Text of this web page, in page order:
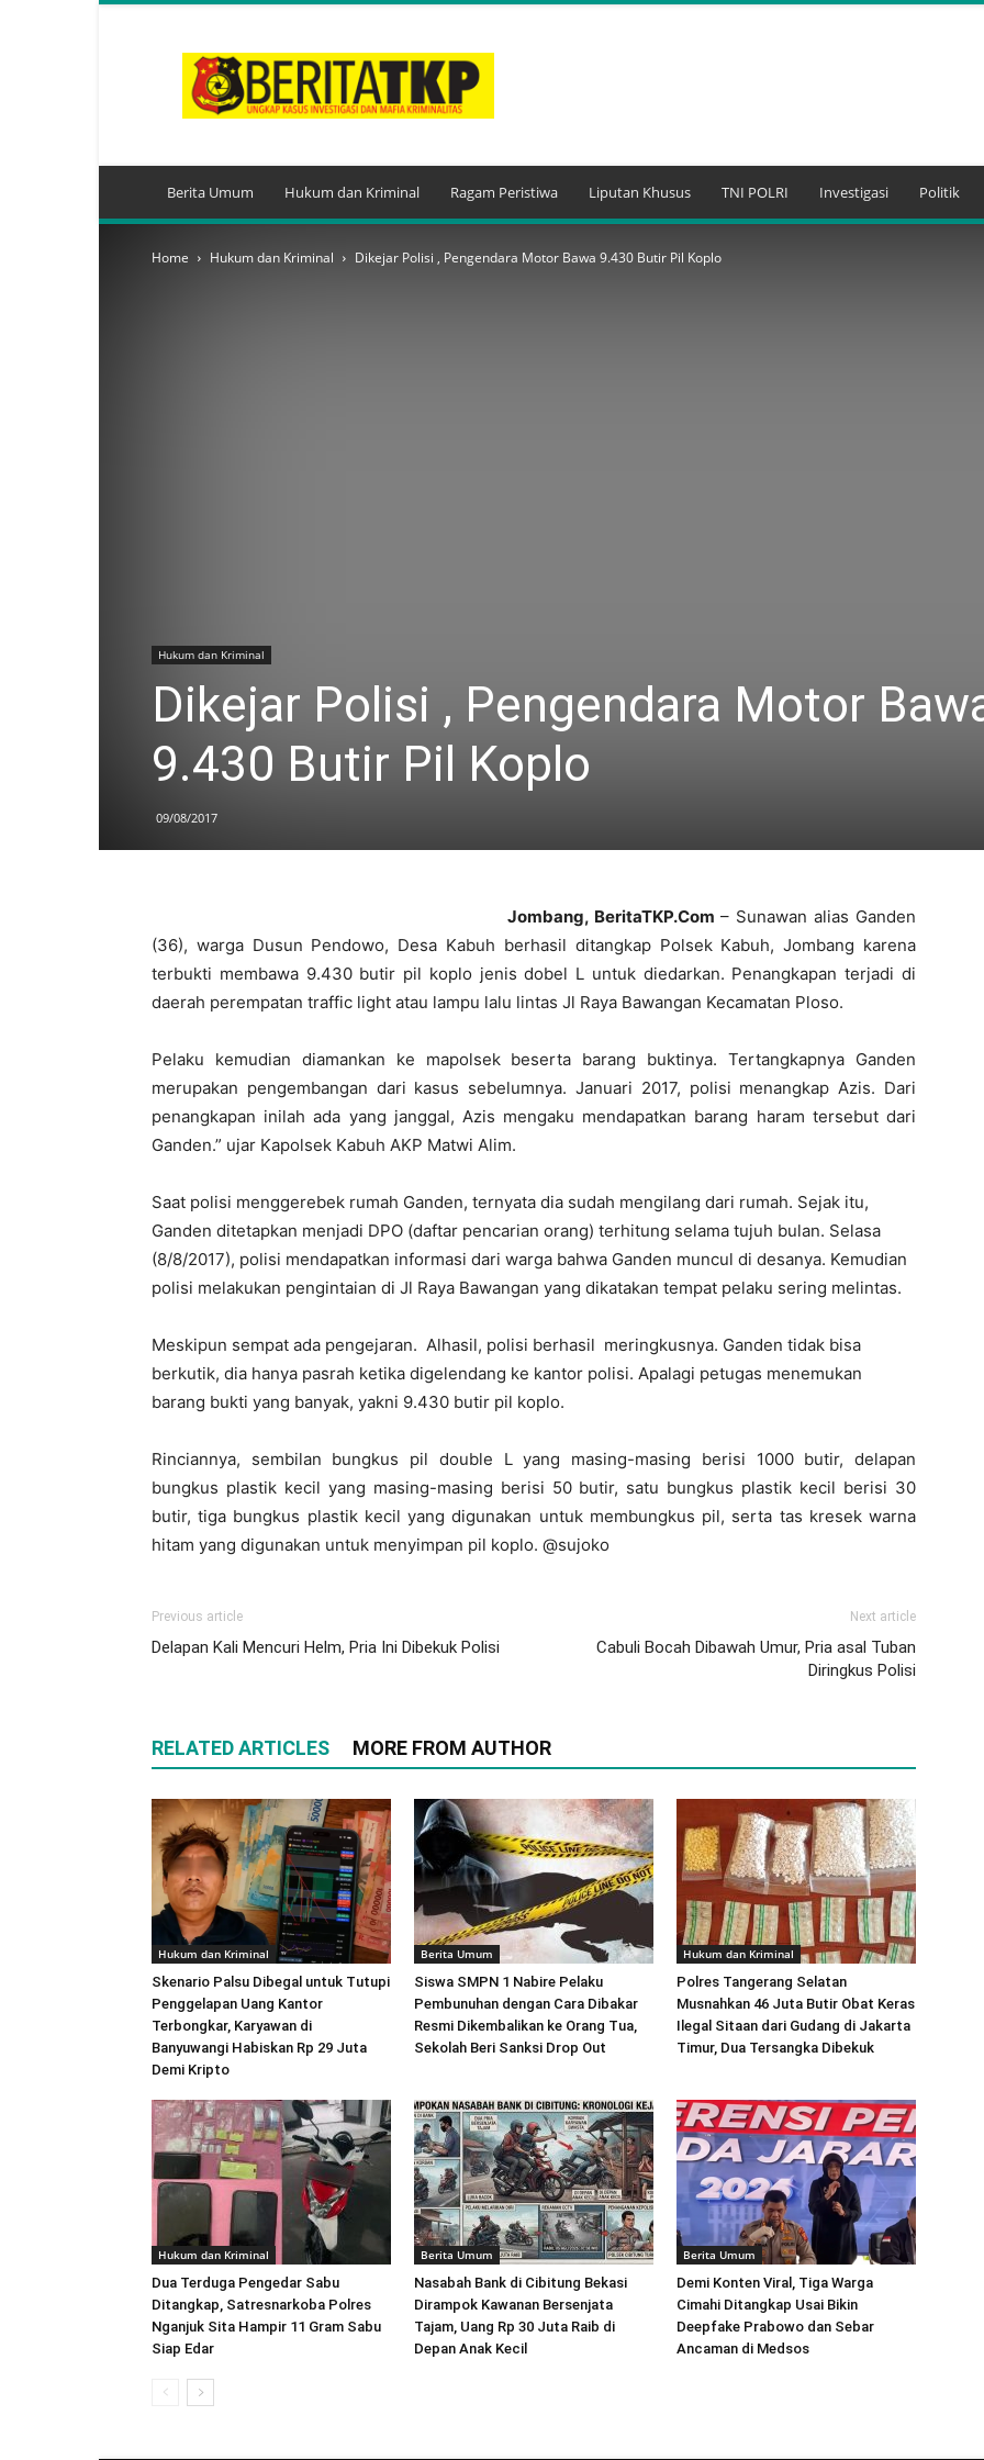
Berita Umum Hukum dan Kriminal Ragam Peristiwa Liputan Khusus TNI POLRI Investigasi Politik
Home Hukum dan Kriminal Dikejar Polisi , Pengendara Motor Bawa 9.430 Butir Pil Koplo
Hukum dan Kriminal
Dikejar Polisi , Pengendara Motor
9.430 Butir Pil Koplo
09/08/2017
Jombang, BeritaTKP.Com – Sunawan alias Ganden
(36), warga Dusun Pendowo, Desa Kabuh berhasil ditangkap Polsek Kabuh, Jombang karena
terbukti membawa 9.430 butir pil koplo jenis dobel L untuk diedarkan. Penangkapan terjadi di
daerah perempatan traffic light atau lampu lalu lintas Jl Raya Bawangan Kecamatan Ploso.
Pelaku kemudian diamankan ke mapolsek beserta barang buktinya. Tertangkapnya Ganden
merupakan pengembangan dari kasus sebelumnya. Januari 2017, polisi menangkap Azis. Dari
penangkapan inilah ada yang janggal, Azis mengaku mendapatkan barang haram tersebut dari
Ganden.” ujar Kapolsek Kabuh AKP Matwi Alim.
Saat polisi menggerebek rumah Ganden, ternyata dia sudah mengilang dari rumah. Sejak itu,
Ganden ditetapkan menjadi DPO (daftar pencarian orang) terhitung selama tujuh bulan. Selasa
(8/8/2017), polisi mendapatkan informasi dari warga bahwa Ganden muncul di desanya. Kemudian
polisi melakukan pengintaian di Jl Raya Bawangan yang dikatakan tempat pelaku sering melintas.
Meskipun sempat ada pengejaran. Alhasil, polisi berhasil meringkusnya. Ganden tidak bisa
berkutik, dia hanya pasrah ketika digelendang ke kantor polisi. Apalagi petugas menemukan
barang bukti yang banyak, yakni 9.430 butir pil koplo.
Rinciannya, sembilan bungkus pil double L yang masing-masing berisi 1000 butir, delapan
bungkus plastik kecil yang masing-masing berisi 50 butir, satu bungkus plastik kecil berisi 30
butir, tiga bungkus plastik kecil yang digunakan untuk membungkus pil, serta tas kresek warna
hitam yang digunakan untuk menyimpan pil koplo. @sujoko
Previous article
Delapan Kali Mencuri Helm, Pria Ini Dibekuk Polisi
Next article
Cabuli Bocah Dibawah Umur, Pria asal Tuban
Diringkus Polisi
RELATED ARTICLES MORE FROM AUTHOR
Hukum dan Kriminal
Skenario Palsu Dibegal untuk Tutupi
Penggelapan Uang Kantor
Terbongkar, Karyawan di
Banyuwangi Habiskan Rp 29 Juta
Demi Kripto
Berita Umum
Siswa SMPN 1 Nabire Pelaku
Pembunuhan dengan Cara Dibakar
Resmi Dikembalikan ke Orang Tua,
Sekolah Beri Sanksi Drop Out
Hukum dan Kriminal
Polres Tangerang Selatan
Musnahkan 46 Juta Butir Obat Keras
Ilegal Sitaan dari Gudang di Jakarta
Timur, Dua Tersangka Dibekuk
Hukum dan Kriminal
Dua Terduga Pengedar Sabu
Ditangkap, Satresnarkoba Polres
Nganjuk Sita Hampir 11 Gram Sabu
Siap Edar
Berita Umum
Nasabah Bank di Cibitung Bekasi
Dirampok Kawanan Bersenjata
Tajam, Uang Rp 30 Juta Raib di
Depan Anak Kecil
Berita Umum
Demi Konten Viral, Tiga Warga
Cimahi Ditangkap Usai Bikin
Deepfake Prabowo dan Sebar
Ancaman di Medsos